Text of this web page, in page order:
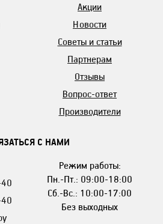
Акции
Новости
Советы и статьи
Партнерам
Отзывы
Вопрос-ответ
Производители
С НАМИ
Режим работы:
Пн.-Пт.: 09:00-18:00
Сб.-Вс.: 10:00-17:00
Без выходных